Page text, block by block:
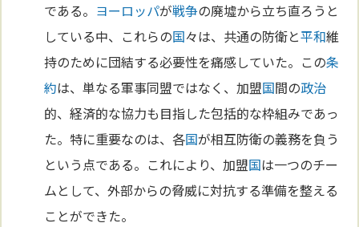
である。 ヨーロッパが戦争の廃墟から立ち直ろうと
している中、これらの国々は、共通の防衛と平和維
持のために団結する必要性を痛感していた。この条
約は、単なる軍事同盟ではなく、加盟国間の政治
的、経済的な協力も目指した包括的な枠組みであっ
た。特に重要なのは、各国が相互防衛の義務を負う
という点である。これにより、加盟国は一つのチー
ムとして、外部からの脅威に対抗する準備を整える
ことができた。